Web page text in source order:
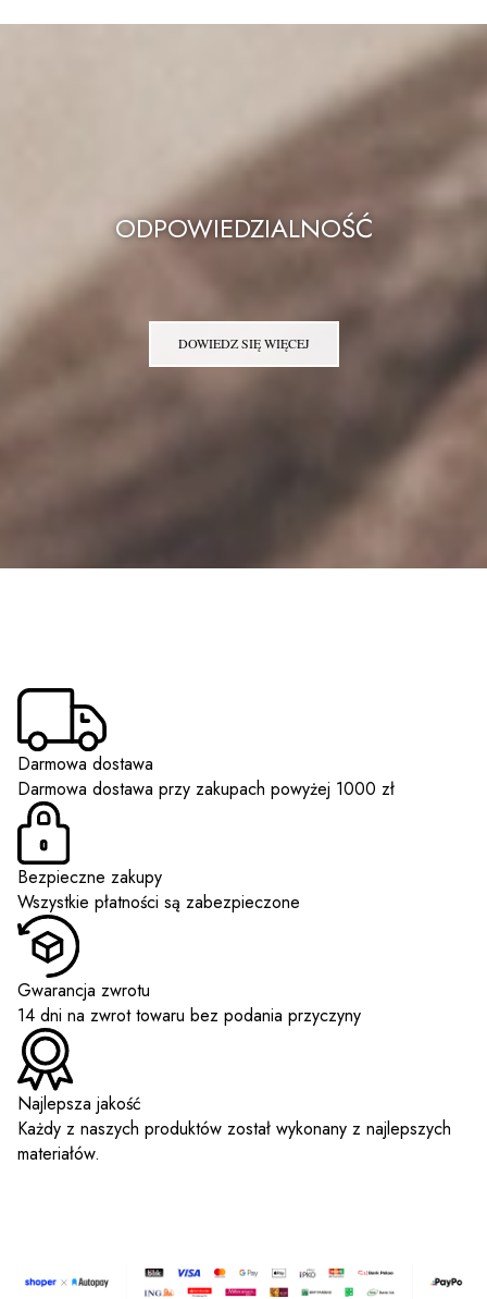
ZOBACZ PRODUKT
ODPOWIEDZIALNOŚĆ
DOWIEDZ SIĘ WIĘCEJ
Darmowa dostawa
Darmowa dostawa przy zakupach powyżej 1000 zł
Bezpieczne zakupy
Wszystkie płatności są zabezpieczone
Gwarancja zwrotu
14 dni na zwrot towaru bez podania przyczyny
Najlepsza jakość
Każdy z naszych produktów został wykonany z najlepszych
materiałów.